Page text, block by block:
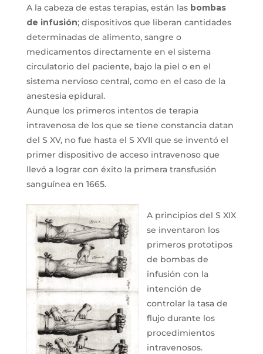
A la cabeza de estas terapias, están las bombas
de infusión; dispositivos que liberan cantidades
determinadas de alimento, sangre o
medicamentos directamente en el sistema
circulatorio del paciente, bajo la piel o en el
sistema nervioso central, como en el caso de la
anestesia epidural.
Aunque los primeros intentos de terapia
intravenosa de los que se tiene constancia datan
del S XV, no fue hasta el S XVII que se inventó el
primer dispositivo de acceso intravenoso que
llevó a lograr con éxito la primera transfusión
sanguínea en 1665.
A principios del S XIX
se inventaron los
primeros prototipos
de bombas de
infusión con la
intención de
controlar la tasa de
flujo durante los
procedimientos
intravenosos.